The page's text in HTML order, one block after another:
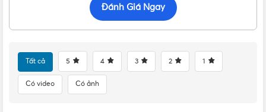
Bên cạnh đó, thiết bị chống sét này còn có tính năng ngắt
thiết bị sử dụng điện. Sản phẩm được sử dụng lắp đặt ở
nhiều không gian và nhiều khu vực khác nhau như tòa nhà,
cơ quan,…
Đánh Giá Ngay
Tất cả 5 4 3 2 1
Có video Có ảnh